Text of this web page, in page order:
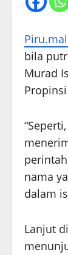
bila
Murad
nama
dalam
Lanjut